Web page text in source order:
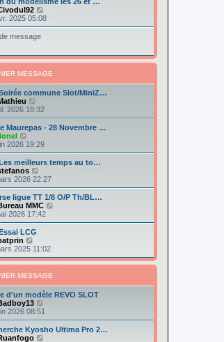
r
s
e
r
n
i
r
e
s
s
g
e
l
e
i
r
m
e
s
a
o
i
d
r
n
i
r
m
e
s
a
g
e
2025 05:08
message
MESSAGE
commune Slot/MiniZ…
o
i
r
e
r
n
i
r
m
e
s
g
e
2026 18:32
Maurepas - 28 Novembre …
o
i
r
l
e
r
n
i
r
m
e
s
a
g
e
2026 19:29
meilleurs temps au to…
o
i
r
l
e
n
i
e
m
e
s
s
a
g
e
2026 22:27
ligue TT 1/8 O/P Th/BL…
MMC
i
e
i
e
e
s
2026 17:42
LCG
o
i
r
l
e
r
n
i
e
r
2025 11:02
MESSAGE
d'un modèle REVO SLOT
i
r
2026 08:51
Kyosho Ultima Pro 2…